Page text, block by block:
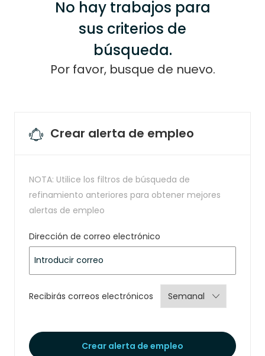
No hay trabajos para
sus criterios de
búsqueda.
Por favor, busque de nuevo.
Crear alerta de empleo
NOTA: Utilice los filtros de búsqueda de
refinamiento anteriores para obtener mejores
alertas de empleo
Dirección de correo electrónico
Recibirás correos electrónicos Required
Crear alerta de empleo